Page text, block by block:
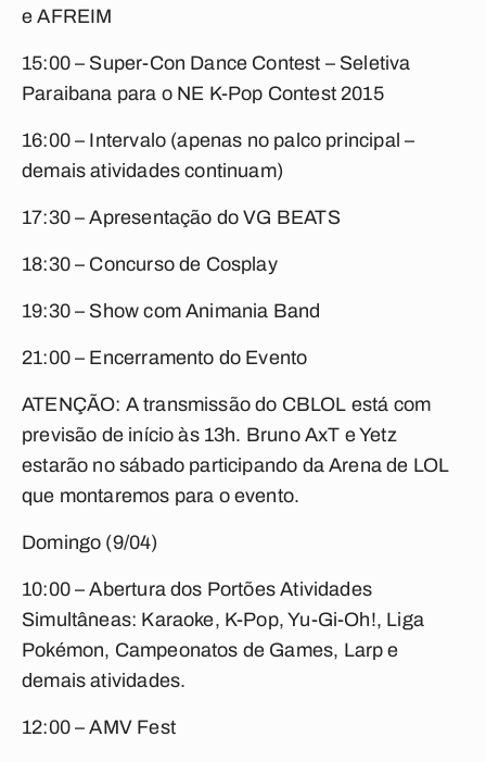
e AFREIM
15:00 – Super-Con Dance Contest – Seletiva
Paraibana para o NE K-Pop Contest 2015
16:00 – Intervalo (apenas no palco principal –
demais atividades continuam)
17:30 – Apresentação do VG BEATS
18:30 – Concurso de Cosplay
19:30 – Show com Animania Band
21:00 – Encerramento do Evento
ATENÇÃO: A transmissão do CBLOL está com
previsão de início às 13h. Bruno AxT e Yetz
estarão no sábado participando da Arena de LOL
que montaremos para o evento.
Domingo (9/04)
10:00 – Abertura dos Portões Atividades
Simultâneas: Karaoke, K-Pop, Yu-Gi-Oh!, Liga
Pokémon, Campeonatos de Games, Larp e
demais atividades.
12:00 – AMV Fest